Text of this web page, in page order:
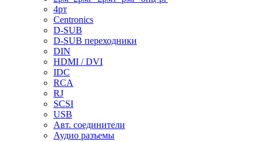
4рт
Centronics
D-SUB
D-SUB переходники
DIN
HDMI / DVI
IDC
RCA
RJ
SCSI
USB
Авт. соединители
Аудио разъемы